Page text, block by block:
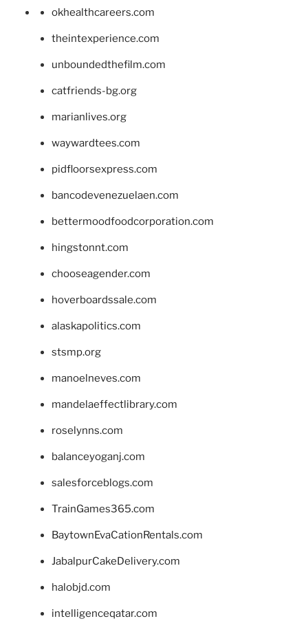
okhealthcareers.com
theintexperience.com
unboundedthefilm.com
catfriends-bg.org
marianlives.org
waywardtees.com
pidfloorsexpress.com
bancodevenezuelaen.com
bettermoodfoodcorporation.com
hingstonnt.com
chooseagender.com
hoverboardssale.com
alaskapolitics.com
stsmp.org
manoelneves.com
mandelaeffectlibrary.com
roselynns.com
balanceyoganj.com
salesforceblogs.com
TrainGames365.com
BaytownEvaCationRentals.com
JabalpurCakeDelivery.com
halobjd.com
intelligenceqatar.com